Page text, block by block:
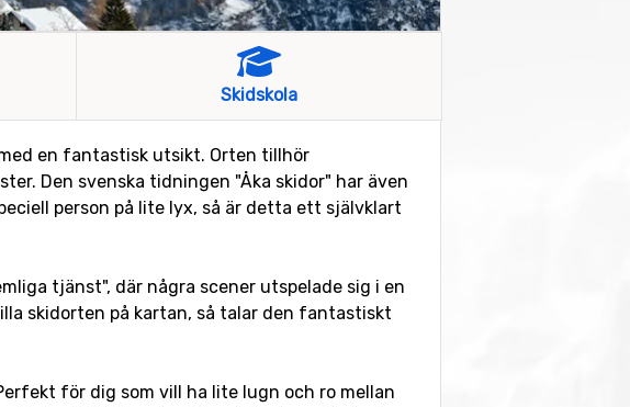
Skidskola
en fantastisk utsikt. Orten tillhör
Den svenska tidningen "Åka skidor" har även
person på lite lyx, så är detta ett självklart
tjänst", där några scener utspelade sig i en
skidorten på kartan, så talar den fantastiskt
för dig som vill ha lite lugn och ro mellan